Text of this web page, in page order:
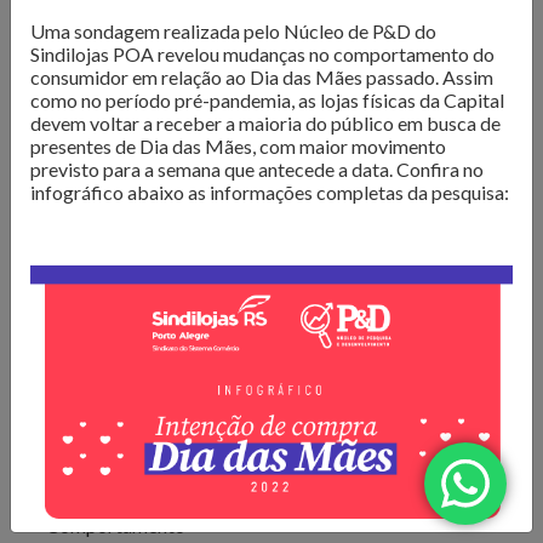
levantamentos sobre as questões mais importantes para o
varejo da Capital. Dados deintenção de compra,
resultado de vendas e comportamento do consumidor
são divulgados para que os lojistas possam organizar seus
negócios da melhor forma. Além disso, são produzidos
books com tendências e análises do mercado, para
Confira as publicações!
Todos
Comportamento
Uma sondagem realizada pelo Núcleo de P&D do
Sindilojas POA revelou mudanças no comportamento do
consumidor em relação ao Dia das Mães passado. Assim
como no período pré-pandemia, as lojas físicas da Capital
devem voltar a receber a maioria do público em busca de
presentes de Dia das Mães, com maior movimento
previsto para a semana que antecede a data. Confira no
infográfico abaixo as informações completas da pesquisa: